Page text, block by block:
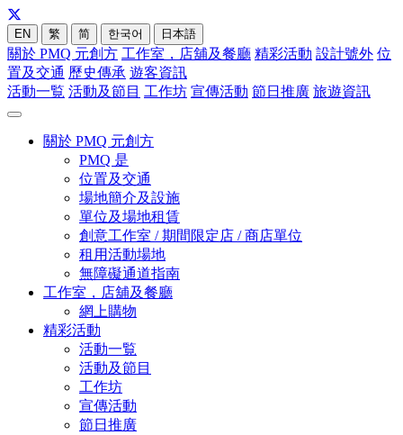
EN 繁 简 한국어 日本語
關於 PMQ 元創方 工作室，店舖及餐廳 精彩活動 設計號外 位
置及交通 歷史傳承 遊客資訊
活動一覧 活動及節目 工作坊 宣傳活動 節日推廣 旅遊資訊
關於 PMQ 元創方
PMQ 是
位置及交通
場地簡介及設施
單位及場地租賃
創意工作室 / 期間限定店 / 商店單位
租用活動場地
無障礙通道指南
工作室，店舖及餐廳
網上購物
精彩活動
活動一覧
活動及節目
工作坊
宣傳活動
節日推廣